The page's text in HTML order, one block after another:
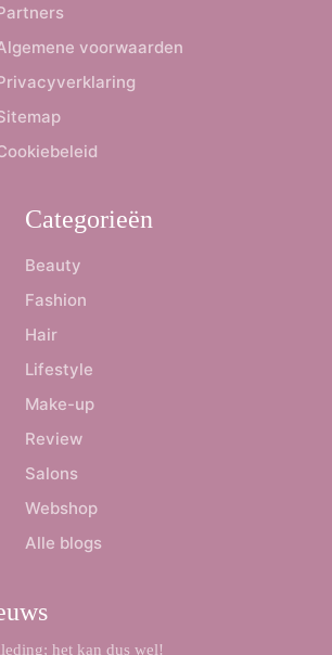
voorwaarden
Categorieën
Beauty
Fashion
Hair
Lifestyle
Make-up
Review
Salons
Webshop
Alle blogs
het kan dus wel!